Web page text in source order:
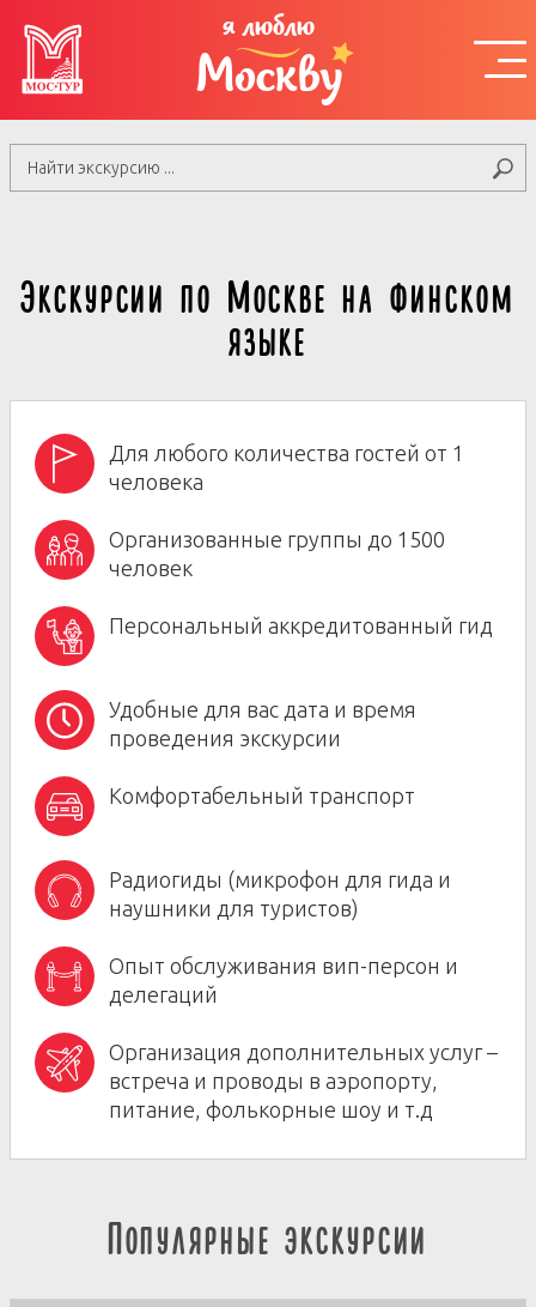
я люблю
Москву
Экскурсии по Москве на финском
языке
Для любого количества гостей от 1
человека
Организованные группы до 1500
человек
Персональный аккредитованный гид
Удобные для вас дата и время
проведения экскурсии
Комфортабельный транспорт
Радиогиды (микрофон для гида и
наушники для туристов)
Опыт обслуживания вип-персон и
делегаций
Организация дополнительных услуг –
встреча и проводы в аэропорту,
питание, фолькорные шоу и т.д
Популярные экскурсии